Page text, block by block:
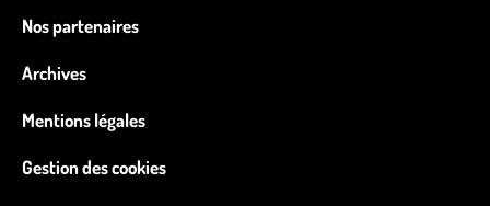
Nos partenaires
Archives
Mentions légales
Gestion des cookies